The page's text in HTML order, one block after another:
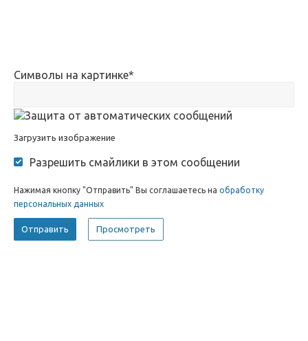
Символы на картинке*
Загрузить изображение
Разрешить смайлики в этом сообщении
Нажимая кнопку "Отправить" Вы соглашаетесь на обработку
персональных данных